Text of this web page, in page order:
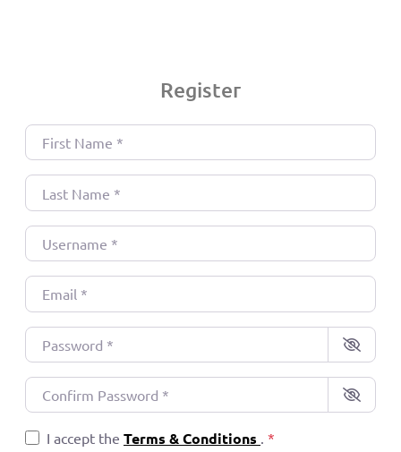
Register
First Name*
Last Name*
Username*
Email*
Password*
Confirm Password*
I accept the Terms & Conditions *